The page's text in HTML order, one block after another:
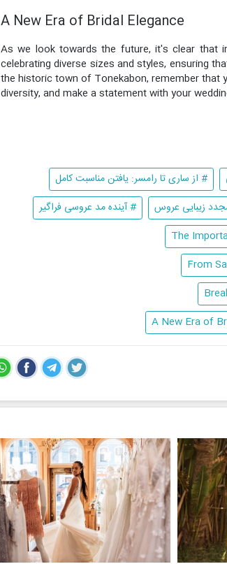
A New Era of Bridal Elegance
As we look towards the future, it's clear that
celebrating diverse sizes and styles, ensuring
the historic town of Tonekabon, remember that
diversity, and make a statement with your
# از ساری تا رامسر: یافتن مناسبت کامل
زیبایی عروس
# آینده مد عروسی فراگیر